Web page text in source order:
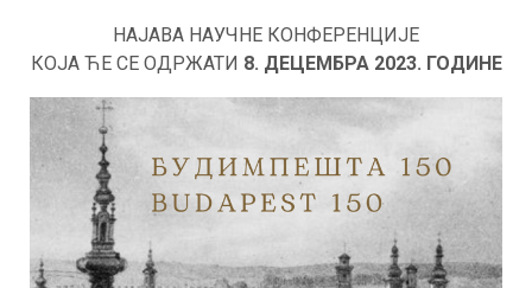
НАЈАВА НАУЧНЕ КОНФЕРЕНЦИЈЕ
КОЈА ЋЕ СЕ ОДРЖАТИ 8. ДЕЦЕМБРА 2023. ГОДИНЕ